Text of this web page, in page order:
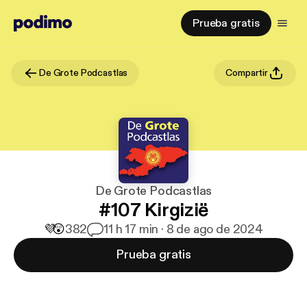
Prueba gratis
De Grote Podcastlas Compartir
De Grote Podcastlas
#107 Kirgizië
💜😲382 11 h 17 min · 8 de ago de 2024
Prueba gratis